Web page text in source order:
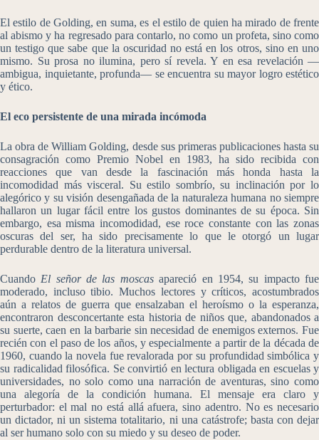
El estilo de Golding, en suma, es el estilo de quien ha mirado de frente
al abismo y ha regresado para contarlo, no como un profeta, sino como
un testigo que sabe que la oscuridad no está en los otros, sino en uno
mismo. Su prosa no ilumina, pero sí revela. Y en esa revelación —
ambigua, inquietante, profunda— se encuentra su mayor logro estético
y ético.
El eco persistente de una mirada incómoda
La obra de William Golding, desde sus primeras publicaciones hasta su
consagración como Premio Nobel en 1983, ha sido recibida con
reacciones que van desde la fascinación más honda hasta la
incomodidad más visceral. Su estilo sombrío, su inclinación por lo
alegórico y su visión desengañada de la naturaleza humana no siempre
hallaron un lugar fácil entre los gustos dominantes de su época. Sin
embargo, esa misma incomodidad, ese roce constante con las zonas
oscuras del ser, ha sido precisamente lo que le otorgó un lugar
perdurable dentro de la literatura universal.
Cuando El señor de las moscasapareció en 1954, su impacto fue
moderado, incluso tibio. Muchos lectores y críticos, acostumbrados
aún a relatos de guerra que ensalzaban el heroísmo o la esperanza,
encontraron desconcertante esta historia de niños que, abandonados a
su suerte, caen en la barbarie sin necesidad de enemigos externos. Fue
recién con el paso de los años, y especialmente a partir de la década de
1960, cuando la novela fue revalorada por su profundidad simbólica y
su radicalidad filosófica. Se convirtió en lectura obligada en escuelas y
universidades, no solo como una narración de aventuras, sino como
una alegoría de la condición humana. El mensaje era claro y
perturbador: el mal no está allá afuera, sino adentro. No es necesario
un dictador, ni un sistema totalitario, ni una catástrofe; basta con dejar
al ser humano solo con su miedo y su deseo de poder.